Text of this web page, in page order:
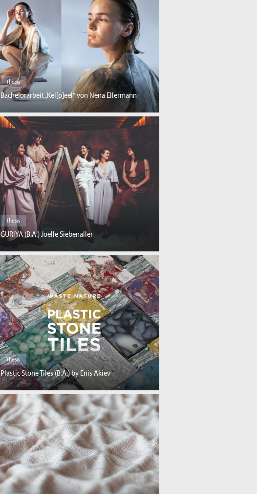
Thesis
Bachelorarbeit „Kel[p]eel“ von Nena Ellermann
Thesis
GURIYA (B.A.) Joelle Siebenaller
Thesis
Plastic Stone Tiles (B.A.) by Enis Akiev